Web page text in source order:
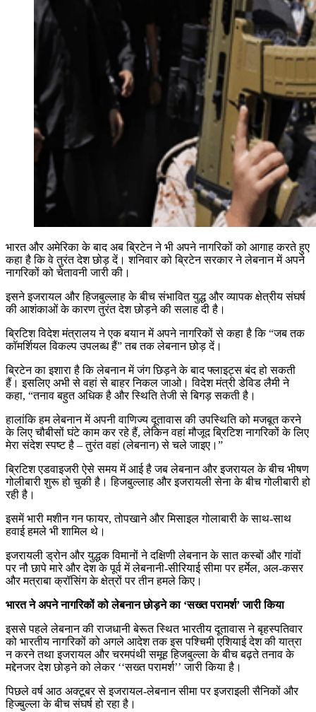
भारत और अमेरिका के बाद अब ब्रिटेन ने भी अपने नागरिकों को आगाह करते हुए
कहा है कि वे तुरंत देश छोड़ दें। शनिवार को ब्रिटेन सरकार ने लेबनान में अपने
नागरिकों को चेतावनी जारी की।
इसने इजरायल और हिजबुल्लाह के बीच संभावित युद्ध और व्यापक क्षेत्रीय संघर्ष
की आशंकाओं के कारण तुरंत देश छोड़ने की सलाह दी है।
ब्रिटिश विदेश मंत्रालय ने एक बयान में अपने नागरिकों से कहा है कि “जब तक
कॉमर्शियल विकल्प उपलब्ध हैं” तब तक लेबनान छोड़ दें।
ब्रिटेन का इशारा है कि लेबनान में जंग छिड़ने के बाद फ्लाइट्स बंद हो सकती
हैं। इसलिए अभी से वहां से बाहर निकल जाओ। विदेश मंत्री डेविड लैमी ने
कहा, “तनाव बहुत अधिक है और स्थिति तेजी से बिगड़ सकती है।
हालांकि हम लेबनान में अपनी वाणिज्य दूतावास की उपस्थिति को मजबूत करने
के लिए चौबीसों घंटे काम कर रहे हैं, लेकिन वहां मौजूद ब्रिटिश नागरिकों के लिए
मेरा संदेश स्पष्ट है – तुरंत वहां (लेबनान) से चले जाइए।”
ब्रिटिश एडवाइजरी ऐसे समय में आई है जब लेबनान और इजरायल के बीच भीषण
गोलीबारी शुरू हो चुकी है। हिजबुल्लाह और इजरायली सेना के बीच गोलीबारी हो
रही है।
इसमें भारी मशीन गन फायर, तोपखाने और मिसाइल गोलाबारी के साथ-साथ
हवाई हमले भी शामिल थे।
इजरायली ड्रोन और युद्धक विमानों ने दक्षिणी लेबनान के सात कस्बों और गांवों
पर नौ छापे मारे और देश के पूर्व में लेबनानी-सीरियाई सीमा पर हर्मेल, अल-कसर
और मत्राबा क्रॉसिंग के क्षेत्रों पर तीन हमले किए।
भारत ने अपने नागरिकों को लेबनान छोड़ने का ‘सख्त परामर्श’ जारी किया
इससे पहले लेबनान की राजधानी बेरूत स्थित भारतीय दूतावास ने बृहस्पतिवार
को भारतीय नागरिकों को अगले आदेश तक इस पश्चिमी एशियाई देश की यात्रा
न करने तथा इजरायल और चरमपंथी समूह हिजबुल्ला के बीच बढ़ते तनाव के
मद्देनजर देश छोड़ने को लेकर ‘‘सख्त परामर्श’’ जारी किया है।
पिछले वर्ष आठ अक्टूबर से इजरायल-लेबनान सीमा पर इजराइली सैनिकों और
हिज्बुल्ला के बीच संघर्ष हो रहा है।